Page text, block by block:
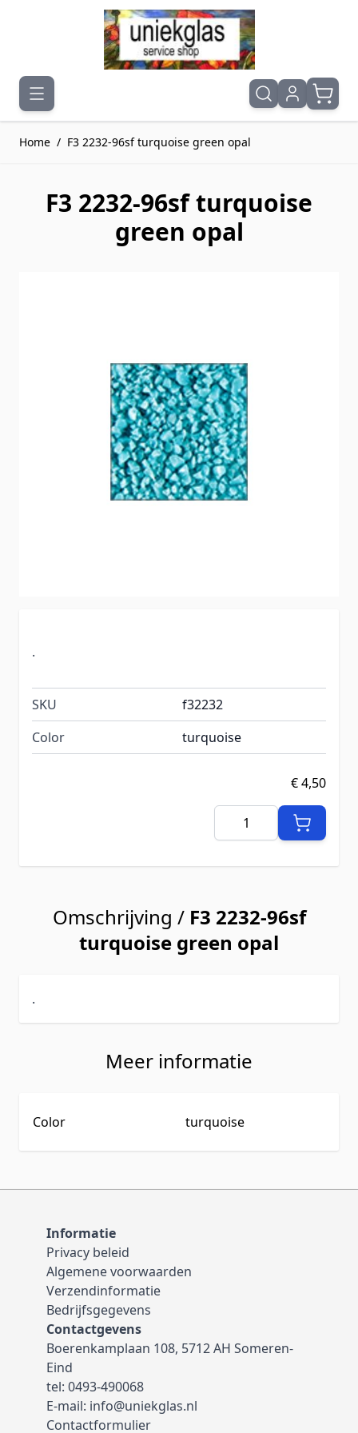
Ga naar de inhoud
Home / F3 2232-96sf turquoise green opal
F3 2232-96sf turquoise
green opal
.
SKU
f32232
Color
turquoise
€ 4,50
Aantal
Omschrijving / F3 2232-96sf
turquoise green opal
.
Meer informatie
Color turquoise
Informatie
Privacy beleid
Algemene voorwaarden
Verzendinformatie
Bedrijfsgegevens
Contactgevens
Boerenkamplaan 108, 5712 AH Someren-
Eind
tel: 0493-490068
E-mail: info@uniekglas.nl
Contactformulier